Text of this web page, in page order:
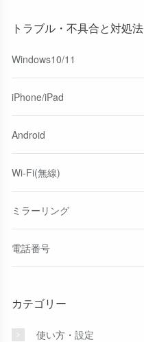
トラブル・不具合と対処法
Windows10/11
iPhone/iPad
Android
Wi-Fi(無線)
ミラーリング
電話番号
カテゴリー
使い方・設定